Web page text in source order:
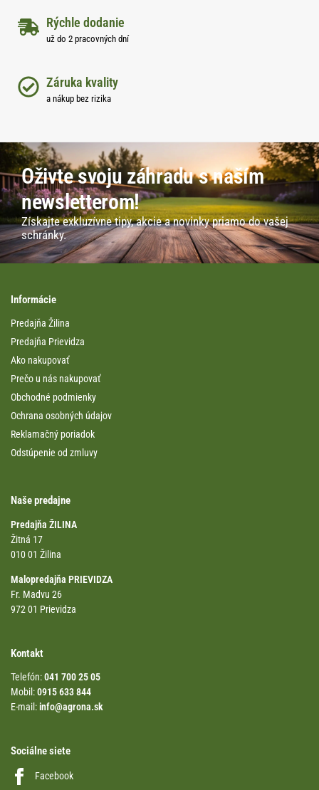
Rýchle dodanie
už do 2 pracovných dní
Záruka kvality
a nákup bez rizika
Oživte svoju záhradu s naším
newsletterom!
Získajte exkluzívne tipy, akcie a novinky priamo do vašej
schránky.
Informácie
Predajňa Žilina
Predajňa Prievidza
Ako nakupovať
Prečo u nás nakupovať
Obchodné podmienky
Ochrana osobných údajov
Reklamačný poriadok
Odstúpenie od zmluvy
Naše predajne
Predajňa ŽILINA
Žitná 17
010 01 Žilina
Malopredajňa PRIEVIDZA
Fr. Madvu 26
972 01 Prievidza
Kontakt
Telefón:041 700 25 05
Mobil:0915 633 844
E-mail:info@agrona.sk
Sociálne siete
Facebook